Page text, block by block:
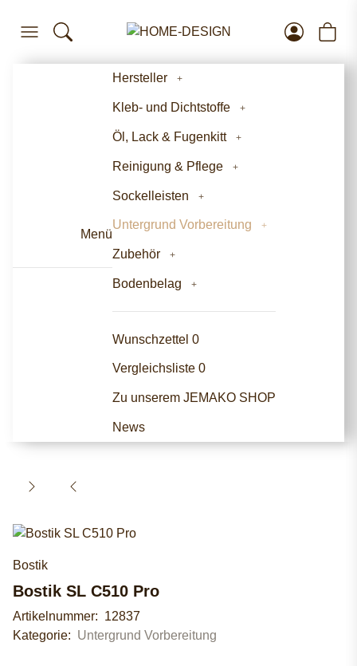
Menü
Hersteller
Kleb- und Dichtstoffe
Öl, Lack & Fugenkitt
Reinigung & Pflege
Sockelleisten
Untergrund Vorbereitung
Zubehör
Bodenbelag
Wunschzettel 0
Vergleichsliste 0
Zu unserem JEMAKO SHOP
News
Bostik
Bostik SL C510 Pro
Artikelnummer: 12837
Kategorie: Untergrund Vorbereitung